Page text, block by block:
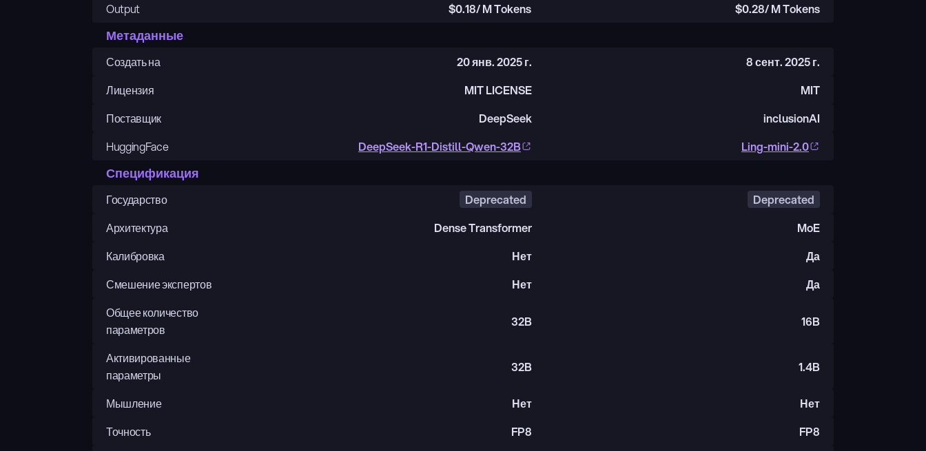
Output
$0.18/ M Tokens $0.28/ M Tokens
Метаданные
Создать на 20 янв. 2025 г.
8 сент. 2025 г.
Лицензия
MIT LICENSE
MIT
Поставщик
DeepSeek
inclusionAI
HuggingFace
DeepSeek-R1-Distill-Qwen-32B Ling-mini-2.0
Спецификация
Государство Deprecated
Deprecated
Архитектура
Dense Transformer
MoE
Калибровка
Нет
Да
Смешение экспертов
Нет
Да
Общее количество
параметров
32B 16B
Активированные
параметры
32B 1.4B
Мышление Нет
Нет
Точность
FP8
FP8